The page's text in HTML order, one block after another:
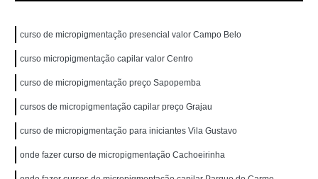
curso de micropigmentação presencial valor Campo Belo
curso micropigmentação capilar valor Centro
curso de micropigmentação preço Sapopemba
cursos de micropigmentação capilar preço Grajau
curso de micropigmentação para iniciantes Vila Gustavo
onde fazer curso de micropigmentação Cachoeirinha